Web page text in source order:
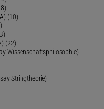
(10)
(22)
Wissenschaftsphilosophie)
Stringtheorie)